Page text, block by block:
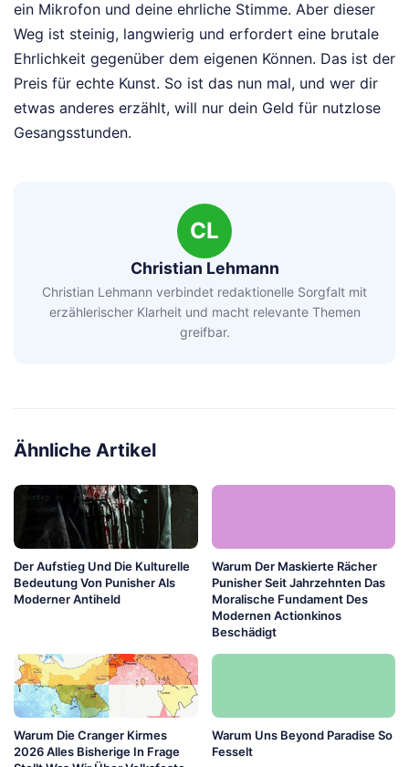
ein Mikrofon und deine ehrliche Stimme. Aber dieser
Weg ist steinig, langwierig und erfordert eine brutale
Ehrlichkeit gegenüber dem eigenen Können. Das ist der
Preis für echte Kunst. So ist das nun mal, und wer dir
etwas anderes erzählt, will nur dein Geld für nutzlose
Gesangsstunden.
CL
Christian Lehmann
Christian Lehmann verbindet redaktionelle Sorgfalt mit
erzählerischer Klarheit und macht relevante Themen
greifbar.
Ähnliche Artikel
Der Aufstieg Und Die Kulturelle
Bedeutung Von Punisher Als
Moderner Antiheld
Warum Der Maskierte Rächer
Punisher Seit Jahrzehnten Das
Moralische Fundament Des
Modernen Actionkinos
Beschädigt
Warum Die Cranger Kirmes
2026 Alles Bisherige In Frage
Warum Uns Beyond Paradise So
Fesselt